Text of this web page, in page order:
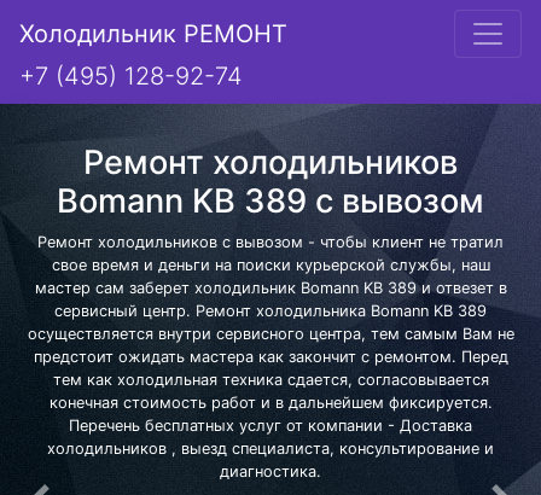
Холодильник РЕМОНТ
+7 (495) 128-92-74
Ремонт холодильников
Bomann KB 389 с вывозом
Ремонт холодильников с вывозом - чтобы клиент не тратил
свое время и деньги на поиски курьерской службы, наш
мастер сам заберет холодильник Bomann KB 389 и отвезет в
сервисный центр. Ремонт холодильника Bomann KB 389
осуществляется внутри сервисного центра, тем самым Вам не
предстоит ожидать мастера как закончит с ремонтом. Перед
тем как холодильная техника сдается, согласовывается
конечная стоимость работ и в дальнейшем фиксируется.
Перечень бесплатных услуг от компании - Доставка
холодильников , выезд специалиста, консультирование и
диагностика.